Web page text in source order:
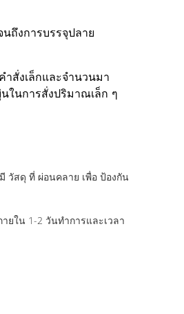
ถึงการบรรจุปลาย
สั่งเล็กและจํานวนมา
ในการสั่งปริมาณเล็ก ๆ
วัสดุ ที่ ผ่อนคลาย เพื่อ ป้องกัน
ยใน 1-2 วันทําการและเวลา